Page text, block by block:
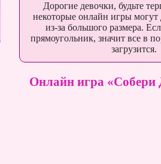
Дорогие девочки, будьте
некоторые онлайн игры могут
из-за большого размера.
прямоугольник, значит все в
загрузится.
Онлайн игра «Собери